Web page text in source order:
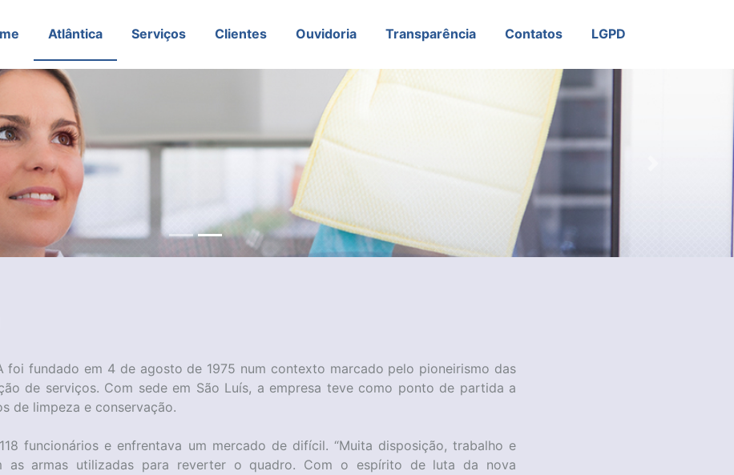
Atlântica Serviços Clientes Ouvidoria Transparência Contatos LGPD
foi fundado em 4 de agosto de 1975 num contexto marcado pelo pioneirismo das
de serviços. Com sede em São Luís, a empresa teve como ponto de partida a
de limpeza e conservação.
funcionários e enfrentava um mercado de difícil. “Muita disposição, trabalho e
as armas utilizadas para reverter o quadro. Com o espírito de luta da nova